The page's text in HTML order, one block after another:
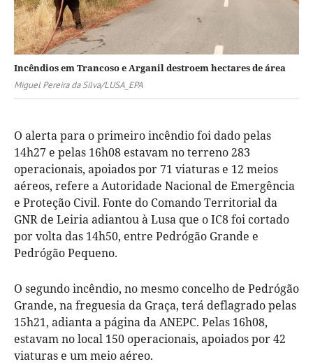
Incêndios em Trancoso e Arganil destroem hectares de área
Miguel Pereira da Silva/LUSA_EPA
O alerta para o primeiro incêndio foi dado pelas
14h27 e pelas 16h08 estavam no terreno 283
operacionais, apoiados por 71 viaturas e 12 meios
aéreos, refere a Autoridade Nacional de Emergência
e Proteção Civil. Fonte do Comando Territorial da
GNR de Leiria adiantou à Lusa que o IC8 foi cortado
por volta das 14h50, entre Pedrógão Grande e
Pedrógão Pequeno.
O segundo incêndio, no mesmo concelho de Pedrógão
Grande, na freguesia da Graça, terá deflagrado pelas
15h21, adianta a página da ANEPC. Pelas 16h08,
estavam no local 150 operacionais, apoiados por 42
viaturas e um meio aéreo.